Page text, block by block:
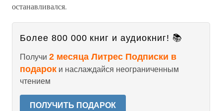
останавливался.
Более 800 000 книг и аудиокниг! 📚
Получи 2 месяца Литрес Подписки в
подарок и наслаждайся неограниченным
чтением
ПОЛУЧИТЬ ПОДАРОК